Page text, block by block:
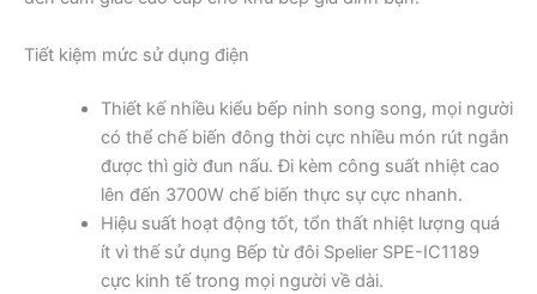
Tiết kiệm mức sử dụng điện
Thiết kế nhiều kiểu bếp ninh song song, mọi người
có thể chế biến đông thời cực nhiều món rút ngắn
được thì giờ đun nấu. Đi kèm công suất nhiệt cao
lên đến 3700W chế biến thực sự cực nhanh.
Hiệu suất hoạt động tốt, tổn thất nhiệt lượng quá
ít vì thế sử dụng Bếp từ đôi Spelier SPE-IC1189
cực kinh tế trong mọi người về dài.